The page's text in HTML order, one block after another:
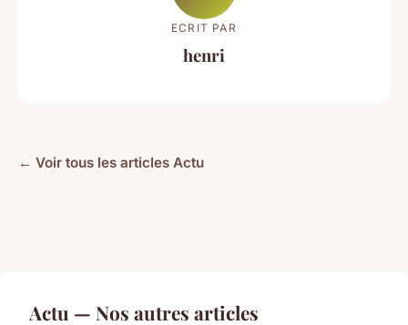
ECRIT PAR
henri
← Voir tous les articles Actu
Actu — Nos autres articles